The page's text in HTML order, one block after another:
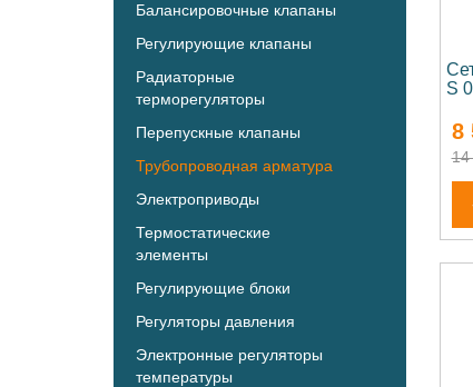
Балансировочные клапаны
Регулирующие клапаны
Радиаторные
терморегуляторы
Перепускные клапаны
Трубопроводная арматура
Электроприводы
Термостатические
элементы
Регулирующие блоки
Регуляторы давления
Электронные регуляторы
температуры
S
8
14